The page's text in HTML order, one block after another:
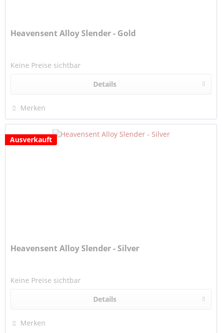
Heavensent Alloy Slender - Gold
Keine Preise sichtbar
Details
Merken
Ausverkauft
Heavensent Alloy Slender - Silver
Keine Preise sichtbar
Details
Merken